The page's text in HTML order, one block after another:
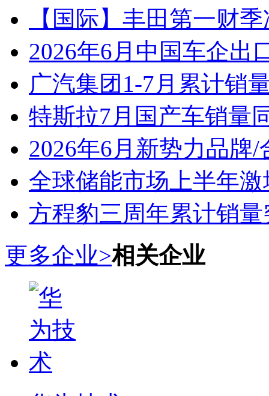
【国际】丰田第一财
2026年6月中国车企出
广汽集团1-7月累计销
特斯拉7月国产车销量
2026年6月新势力品牌
全球储能市场上半年激
方程豹三周年累计销
更多企业>相关企业